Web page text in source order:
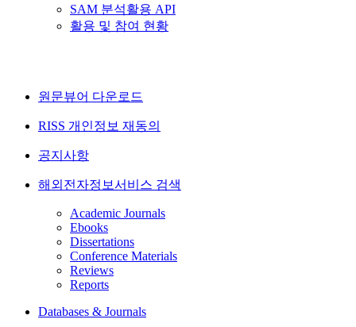
SAM 분석활용 API
활용 및 참여 현황
원문뷰어 다운로드
RISS 개인정보 재동의
공지사항
해외전자정보서비스 검색
Academic Journals
Ebooks
Dissertations
Conference Materials
Reviews
Reports
Databases & Journals